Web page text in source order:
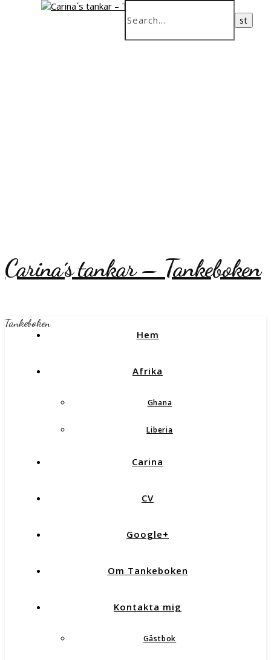
Carina´s tankar – Tankeboken
Tankeboken
Hem
Afrika
Ghana
Liberia
Carina
CV
Google+
Om Tankeboken
Kontakta mig
Gästbok